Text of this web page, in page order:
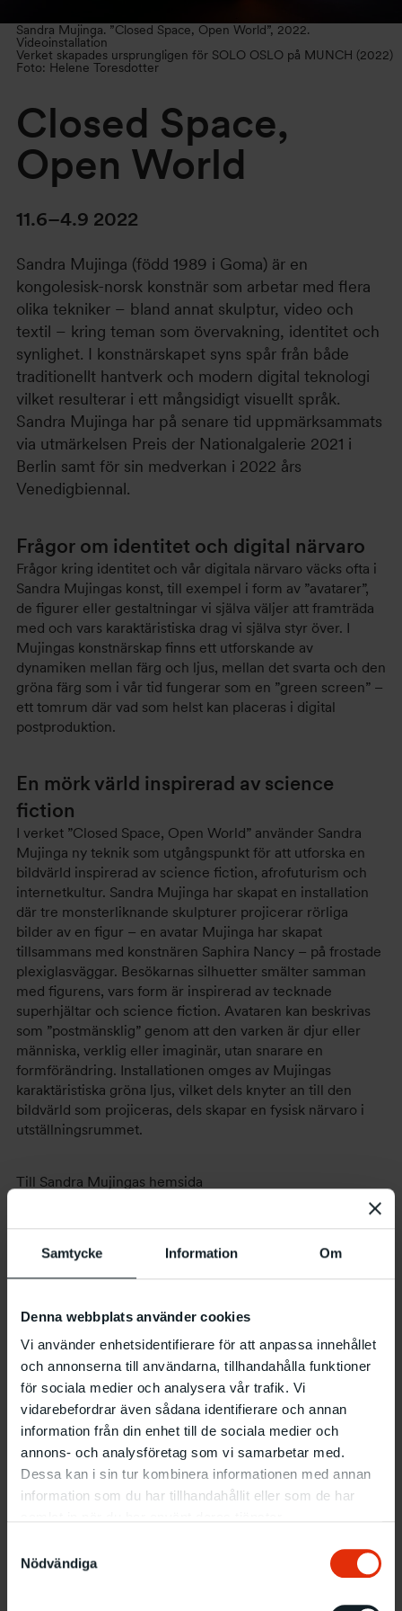
Samtycke Information Om
Denna webbplats använder cookies
Vi använder enhetsidentifierare för att anpassa innehållet
och annonserna till användarna, tillhandahålla funktioner
för sociala medier och analysera vår trafik. Vi
vidarebefordrar även sådana identifierare och annan
information från din enhet till de sociala medier och
annons- och analysföretag som vi samarbetar med.
Dessa kan i sin tur kombinera informationen med annan
information som du har tillhandahållit eller som de har
Nödvändiga
Sandra Mujinga. ”Closed Space, Open World”, 2022.
Videoinstallation
Verket skapades ursprungligen för SOLO OSLO på MUNCH (2022)
Foto: Helene Toresdotter
Closed Space,
Open World
11.6–4.9 2022
Sandra Mujinga (född 1989 i Goma) är en
kongolesisk-norsk konstnär som arbetar med flera
olika tekniker – bland annat skulptur, video och
textil – kring teman som övervakning, identitet och
synlighet. I konstnärskapet syns spår från både
traditionellt hantverk och modern digital teknologi
vilket resulterar i ett mångsidigt visuellt språk.
Sandra Mujinga har på senare tid uppmärksammats
via utmärkelsen Preis der Nationalgalerie 2021 i
Berlin samt för sin medverkan i 2022 års
Venedigbiennal.
Frågor om identitet och digital närvaro
Frågor kring identitet och vår digitala närvaro väcks ofta i
Sandra Mujingas konst, till exempel i form av ”avatarer”,
de figurer eller gestaltningar vi själva väljer att framträda
med och vars karaktäristiska drag vi själva styr över. I
Mujingas konstnärskap finns ett utforskande av
dynamiken mellan färg och ljus, mellan det svarta och den
gröna färg som i vår tid fungerar som en ”green screen” –
ett tomrum där vad som helst kan placeras i digital
postproduktion.
En mörk värld inspirerad av science
fiction
I verket ”Closed Space, Open World” använder Sandra
Mujinga ny teknik som utgångspunkt för att utforska en
bildvärld inspirerad av science fiction, afrofuturism och
internetkultur. Sandra Mujinga har skapat en installation
där tre monsterliknande skulpturer projicerar rörliga
bilder av en figur – en avatar Mujinga har skapat
tillsammans med konstnären Saphira Nancy – på frostade
plexiglasväggar. Besökarnas silhuetter smälter samman
med figurens, vars form är inspirerad av tecknade
superhjältar och science fiction. Avataren kan beskrivas
som ”postmänsklig” genom att den varken är djur eller
människa, verklig eller imaginär, utan snarare en
formförändring. Installationen omges av Mujingas
karaktäristiska gröna ljus, vilket dels knyter an till den
bildvärld som projiceras, dels skapar en fysisk närvaro i
utställningsrummet.
Till Sandra Mujingas hemsida
Om Sandra Mujinga